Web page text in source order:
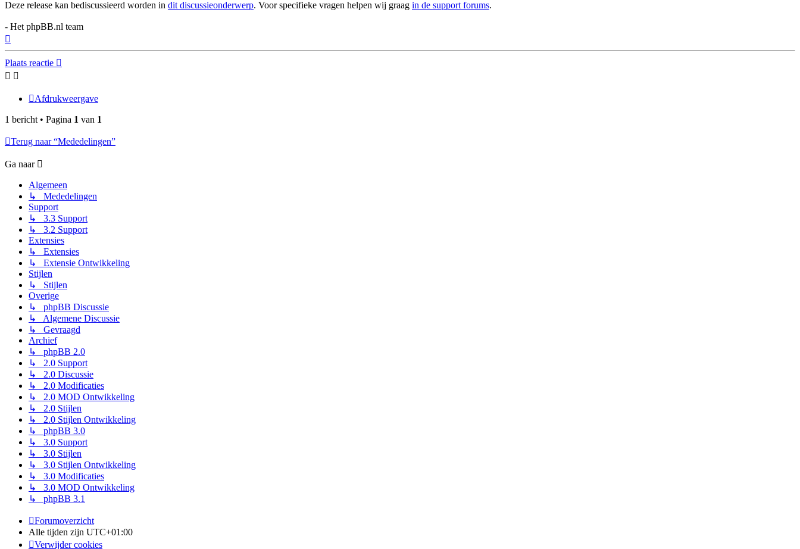
Deze release kan bediscussieerd worden in dit discussieonderwerp. Voor specifieke vragen helpen wij graag in de support forums.
- Het phpBB.nl team
Plaats reactie
Afdrukweergave
1 bericht • Pagina 1 van 1
Terug naar “Mededelingen”
Ga naar
Algemeen
↳ Mededelingen
Support
↳ 3.3 Support
↳ 3.2 Support
Extensies
↳ Extensies
↳ Extensie Ontwikkeling
Stijlen
↳ Stijlen
Overige
↳ phpBB Discussie
↳ Algemene Discussie
↳ Gevraagd
Archief
↳ phpBB 2.0
↳ 2.0 Support
↳ 2.0 Discussie
↳ 2.0 Modificaties
↳ 2.0 MOD Ontwikkeling
↳ 2.0 Stijlen
↳ 2.0 Stijlen Ontwikkeling
↳ phpBB 3.0
↳ 3.0 Support
↳ 3.0 Stijlen
↳ 3.0 Stijlen Ontwikkeling
↳ 3.0 Modificaties
↳ 3.0 MOD Ontwikkeling
↳ phpBB 3.1
Forumoverzicht
Alle tijden zijn UTC+01:00
Verwijder cookies